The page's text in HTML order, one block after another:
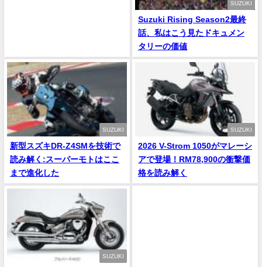
SUZUKI
Suzuki Rising Season2最終
話、私はこう見たドキュメン
タリーの価値
SUZUKI
新型スズキDR-Z4SMを技術で
読み解く:スーパーモトはここ
まで進化した
SUZUKI
2026 V-Strom 1050がマレーシ
アで登場！RM78,900の衝撃価
格を読み解く
SUZUKI